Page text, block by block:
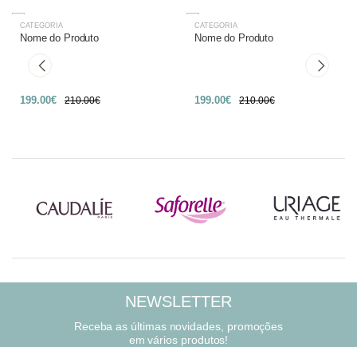
-27%
CATEGORIA
Nome do Produto
199.00€ 210.00€
-27%
CATEGORIA
Nome do Produto
199.00€ 210.00€
NEWSLETTER
Receba as últimas novidades, promoções
em vários produtos!